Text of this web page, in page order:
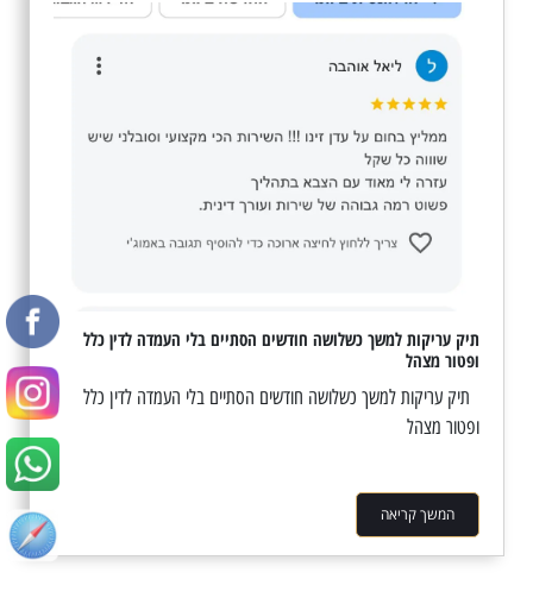
תיק עריקות למשך כשלושה חודשים הסתיים בלי העמדה לדין כלל
ופטור מצהל
תיק עריקות למשך כשלושה חודשים הסתיים בלי העמדה לדין כלל
ופטור מצהל
המשך קריאה